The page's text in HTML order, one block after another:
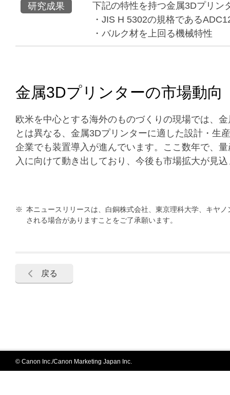
研究成果
下記の特性を持つ金属3Dプリン
・JIS H 5302の規格である
・バルク材を上回る機械特性
金属3Dプリンターの市場動向
欧米を中心とする海外のものづくりの現場では、
とは異なる、金属3Dプリンターに適した設計・生
企業でも装置導入が進んでいます。ここ数年で、
入に向けて動き出しており、今後も市場拡大が見
※ 本ニュースリリースは、白銅株式会社、東京理科大学、キヤ
される場合がありますことをご了承願います。
戻る
© Canon Inc./Canon Marketing Japan Inc.